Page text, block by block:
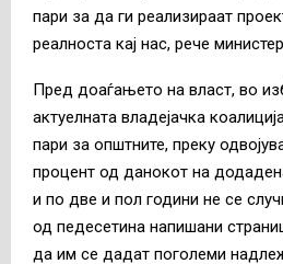
пари за да ги реализираат
реалноста кај нас, рече
Пред доаѓањето на власт, во
актуелната владејачка
пари за општните, преку
процент од данокот на
и по две и пол години не се
од педесетина напишани
да им се дадат поголеми